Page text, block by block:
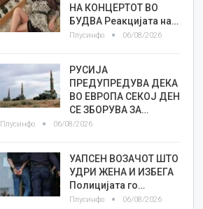
НА КОНЦЕРТОТ ВО
БУДВА Реакцијата на…
Плусинфо 06/08/2026
РУСИЈА
ПРЕДУПРЕДУВА ДЕКА
ВО ЕВРОПА СЕКОЈ ДЕН
СЕ ЗБОРУВА ЗА…
Плусинфо 06/08/2026
УАПСЕН ВОЗАЧОТ ШТО
УДРИ ЖЕНА И ИЗБЕГА
Полицијата го…
Плусинфо 06/08/2026